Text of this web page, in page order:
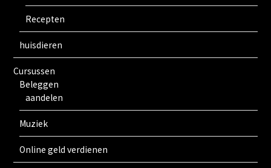
Recepten
huisdieren
Cursussen
Beleggen
aandelen
Muziek
Online geld verdienen